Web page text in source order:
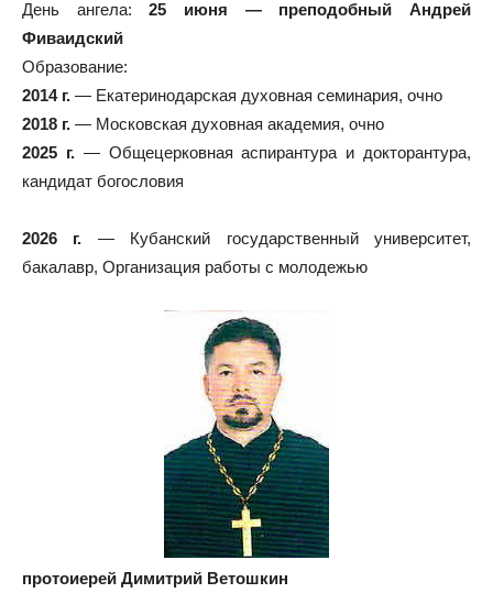
День ангела:25 июня — преподобный Андрей
Фиваидский
Образование:
2014 г. — Екатеринодарская духовная семинария, очно
2018 г. — Московская духовная академия, очно
2025 г.— Общецерковная аспирантура и докторантура,
кандидат богословия
2026 г. — Кубанский государственный университет,
бакалавр, Организация работы с молодежью
протоиерей Димитрий Ветошкин